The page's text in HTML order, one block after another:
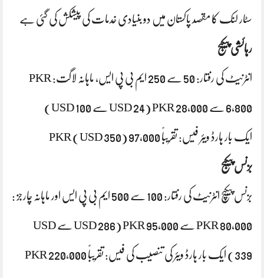
سٹار لنک کا مقصد پاکستان میں دو بنیادی خدمات کی پیشکش کی گئی ہے
رہائشی پیکیج
انٹرنیٹ کی رفتار: 50 سے 250 ایم بی پی ایس، ماہانہ لاگت: PKR
6,800 سے PKR 28,000 (USD 24 سے USD 100)
ایک بار ہارڈ ویئر فیس: تقریباً 97,000 PKR (USD 350)
بزنس پیکیج
بزنس پیکیچ انٹرنیٹ کی رفتار: 100 سے 500 ایم بی پی ایس اور ماہانہ چارجز :
PKR 80,000 سے PKR 95,000 (USD 286 سے USD
339) ایک بار ہارڈ ویئر کی تنصیب کی فیس: تقریباً PKR 220,000